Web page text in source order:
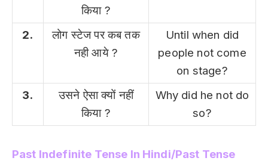
किया ?
2.
लोग स्टेज पर कब तक
नही आये ?
Until when did
people not come
on stage?
3.
उसने ऐसा क्यों नहीं
किया ?
Why did he not do
so?
Past Indefinite Tense In Hindi/Past Tense